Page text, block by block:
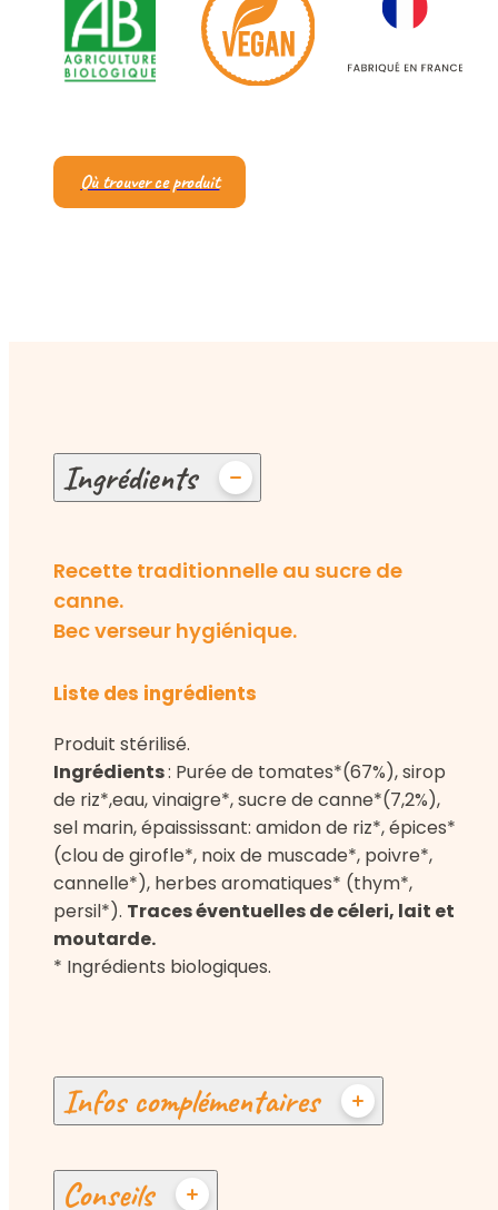
Où trouver ce produit
Ingrédients
Recette traditionnelle au sucre de
canne.
Bec verseur hygiénique.
Liste des ingrédients
Produit stérilisé.
Ingrédients: Purée de tomates*(67%), sirop
de riz*,eau, vinaigre*, sucre de canne*(7,2%),
sel marin, épaississant: amidon de riz*, épices*
(clou de girofle*, noix de muscade*, poivre*,
cannelle*), herbes aromatiques* (thym*,
persil*). Traces éventuelles de céleri, lait et
moutarde.
* Ingrédients biologiques.
Infos complémentaires
Conseils